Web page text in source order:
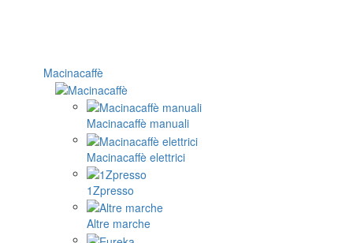
Macinacaffè
Macinacaffè manuali
Macinacaffè elettrici
1Zpresso
Altre marche